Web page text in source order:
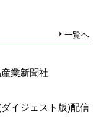
一覧へ
業新聞社
イジェスト版)配信